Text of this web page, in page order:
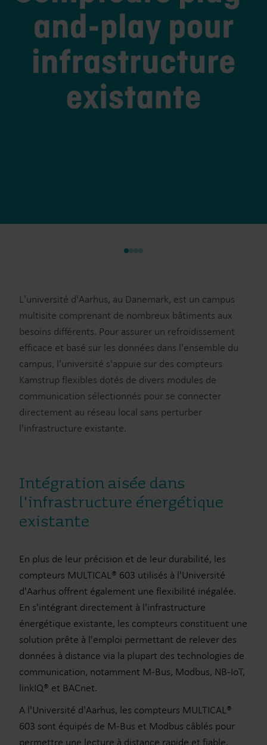
L'université d'Aarhus, au Danemark, est un campus
multisite comprenant de nombreux bâtiments aux
besoins différents. Pour assurer un refroidissement
efficace et basé sur les données dans l'ensemble du
campus, l'université s'appuie sur des compteurs
Kamstrup flexibles dotés de divers modules de
communication sélectionnés pour se connecter
directement au réseau local sans perturber
l'infrastructure existante.
Intégration aisée dans
l'infrastructure énergétique
existante
En plus de leur précision et de leur durabilité, les
compteurs MULTICAL® 603 utilisés à l'Université
d'Aarhus offrent également une flexibilité inégalée.
En s'intégrant directement à l'infrastructure
énergétique existante, les compteurs constituent une
solution prête à l'emploi permettant de relever des
données à distance via la plupart des technologies de
communication, notamment M-Bus, Modbus, NB-IoT,
linkIQ® et BACnet.
A l'Université d'Aarhus, les compteurs MULTICAL®
603 sont équipés de M-Bus et Modbus câblés pour
permettre une lecture à distance rapide et fiable.